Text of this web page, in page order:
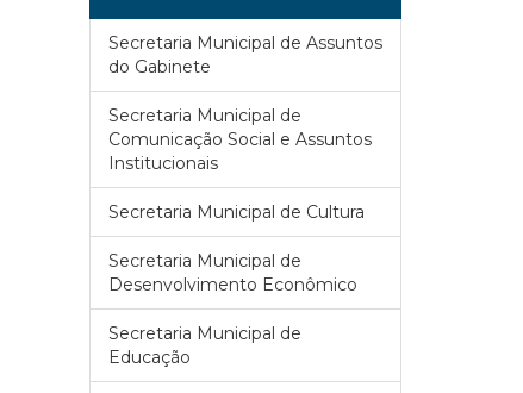
Secretaria Municipal de Assuntos
do Gabinete
Secretaria Municipal de
Comunicação Social e Assuntos
Institucionais
Secretaria Municipal de Cultura
Secretaria Municipal de
Desenvolvimento Econômico
Secretaria Municipal de
Educação